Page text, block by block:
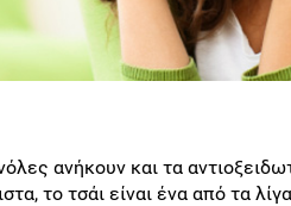
ανήκουν και τα
το τσάι είναι ένα από τα